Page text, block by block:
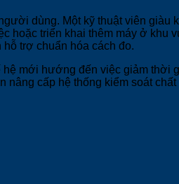
dùng. Một kỹ thuật viên giàu
hoặc triển khai thêm máy ở khu
trợ chuẩn hóa cách đo.
mới hướng đến việc giảm thời
cấp hệ thống kiểm soát